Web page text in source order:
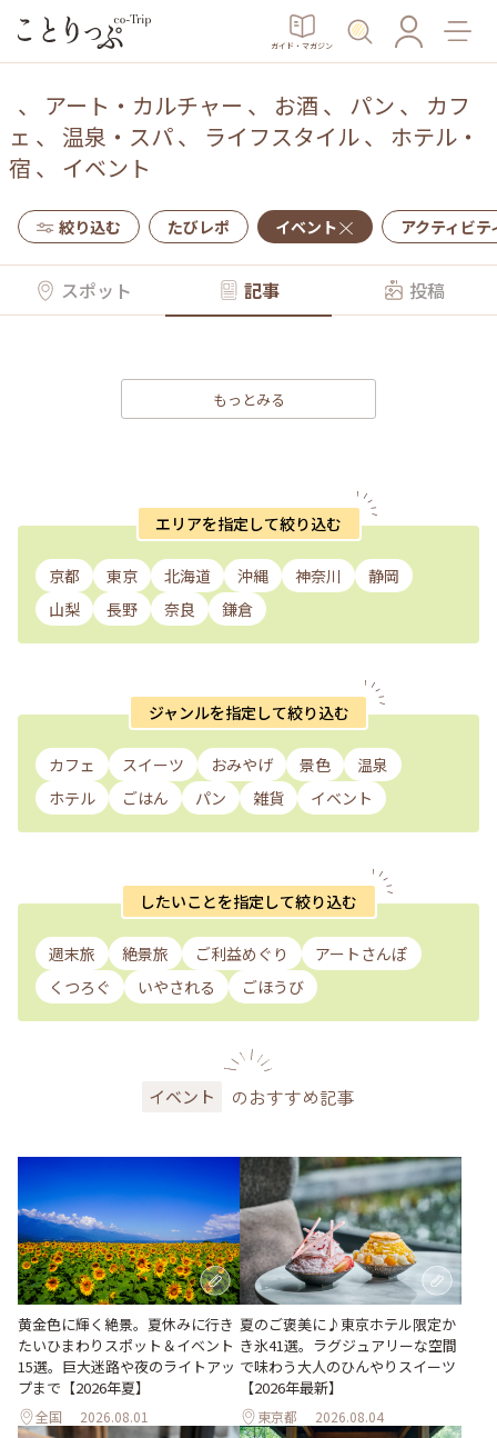
ガイド・マガジン
、 アート・カルチャー 、 お酒 、 パン 、 カフ
ェ 、 温泉・スパ、 ライフスタイル、 ホテル・
宿 、 イベント
絞り込む たびレポ イベント アクティビテ
スポット 記事 投稿
もっとみる
エリアを指定して絞り込む
京都 東京 北海道 沖縄 神奈川
静岡
山梨
長野 奈良 鎌倉
ジャンルを指定して絞り込む
カフェ スイーツ おみやげ 景色
温泉
ホテル
ごはん パン 雑貨 イベント
したいことを指定して絞り込む
週末旅 絶景旅 ご利益めぐり
アートさんぽ
くつろぐ
いやされる ごほうび
イベント のおすすめ記事
黄金色に輝く絶景。夏休みに行き
たいひまわりスポット＆イベント
15選。巨大迷路や夜のライトアッ
プまで【2026年夏】
全国 2026.08.01
夏のご褒美に♪東京ホテル限定か
き氷41選。ラグジュアリーな空間
で味わう大人のひんやりスイーツ
【2026年最新】
東京都 2026.08.04